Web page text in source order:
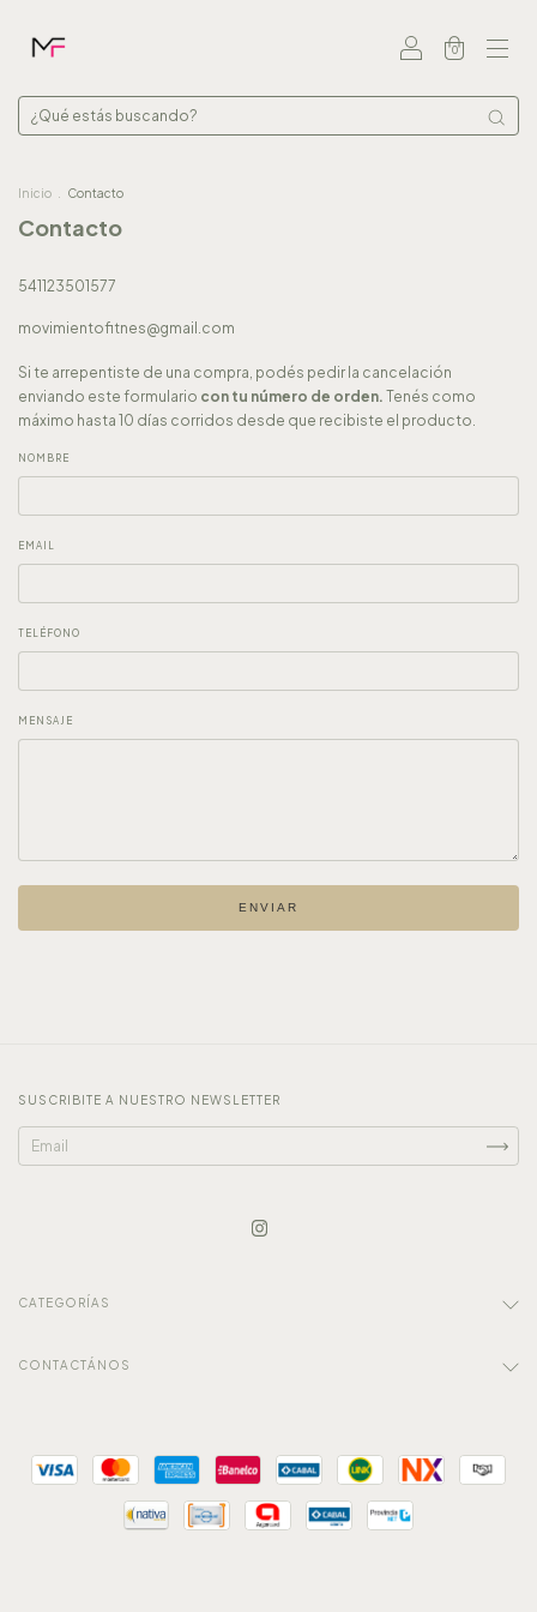
0
Inicio Contacto
Contacto
541123501577
movimientofitnes@gmail.com
Si te arrepentiste de una compra, podés pedir la cancelación
enviando este formulario con tu número de orden. Tenés como
máximo hasta 10 días corridos desde que recibiste el producto.
NOMBRE
EMAIL
TELÉFONO
MENSAJE
ENVIAR
SUSCRIBITE A NUESTRO NEWSLETTER
CATEGORÍAS
CONTACTÁNOS